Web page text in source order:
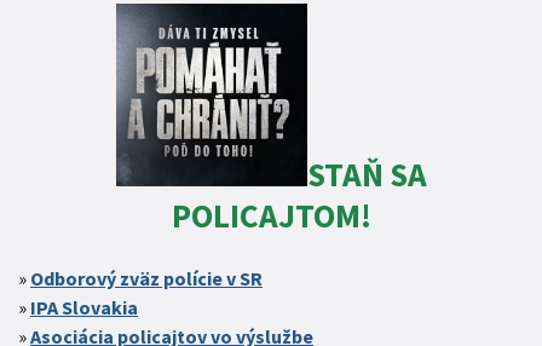
STAŇ SA
POLICAJTOM!
Odborový zväz polície v SR
IPA Slovakia
Asociácia policajtov vo výslužbe